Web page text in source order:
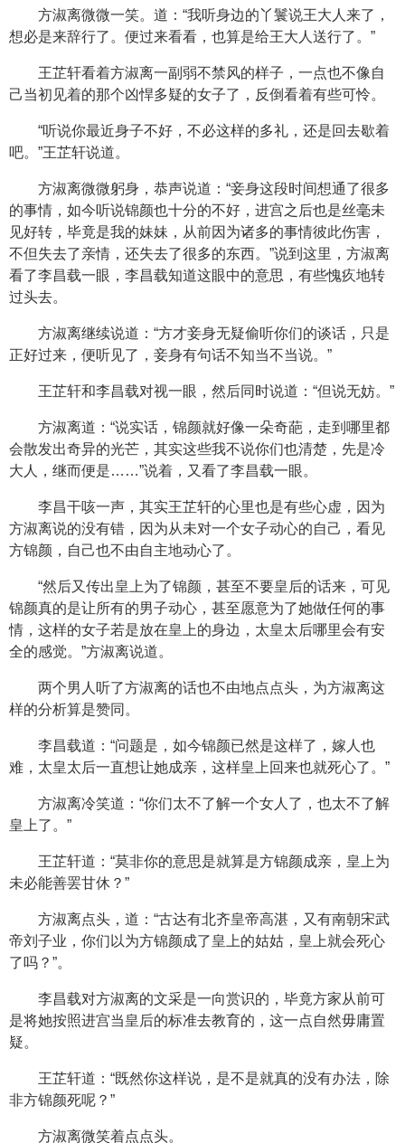
方淑离微微一笑。道：“我听身边的丫鬟说王大人来了，
想必是来辞行了。便过来看看，也算是给王大人送行了。”
王芷轩看着方淑离一副弱不禁风的样子，一点也不像自
己当初见着的那个凶悍多疑的女子了，反倒看着有些可怜。
“听说你最近身子不好，不必这样的多礼，还是回去歇着
吧。”王芷轩说道。
方淑离微微躬身，恭声说道：“妾身这段时间想通了很多
的事情，如今听说锦颜也十分的不好，进宫之后也是丝毫未
见好转，毕竟是我的妹妹，从前因为诸多的事情彼此伤害，
不但失去了亲情，还失去了很多的东西。”说到这里，方淑离
看了李昌载一眼，李昌载知道这眼中的意思，有些愧疚地转
过头去。
方淑离继续说道：“方才妾身无疑偷听你们的谈话，只是
正好过来，便听见了，妾身有句话不知当不当说。”
王芷轩和李昌载对视一眼，然后同时说道：“但说无妨。”
方淑离道：“说实话，锦颜就好像一朵奇葩，走到哪里都
会散发出奇异的光芒，其实这些我不说你们也清楚，先是冷
大人，继而便是……”说着，又看了李昌载一眼。
李昌干咳一声，其实王芷轩的心里也是有些心虚，因为
方淑离说的没有错，因为从未对一个女子动心的自己，看见
方锦颜，自己也不由自主地动心了。
“然后又传出皇上为了锦颜，甚至不要皇后的话来，可见
锦颜真的是让所有的男子动心，甚至愿意为了她做任何的事
情，这样的女子若是放在皇上的身边，太皇太后哪里会有安
全的感觉。”方淑离说道。
两个男人听了方淑离的话也不由地点点头，为方淑离这
样的分析算是赞同。
李昌载道：“问题是，如今锦颜已然是这样了，嫁人也
难，太皇太后一直想让她成亲，这样皇上回来也就死心了。”
方淑离冷笑道：“你们太不了解一个女人了，也太不了解
皇上了。”
王芷轩道：“莫非你的意思是就算是方锦颜成亲，皇上为
未必能善罢甘休？”
方淑离点头，道：“古达有北齐皇帝高湛，又有南朝宋武
帝刘子业，你们以为方锦颜成了皇上的姑姑，皇上就会死心
了吗？”。
李昌载对方淑离的文采是一向赏识的，毕竟方家从前可
是将她按照进宫当皇后的标准去教育的，这一点自然毋庸置
疑。
王芷轩道：“既然你这样说，是不是就真的没有办法，除
非方锦颜死呢？”
方淑离微笑着点点头。